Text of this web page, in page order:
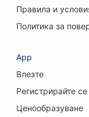
SEO за
SEO за
SEO за
SEO за
Правила и
Политика за
App
Влезте
Регистрирайте се
Ценообразуване